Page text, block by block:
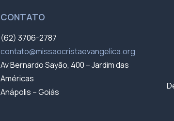
CONTATO
(62) 3706-2787
contato@missaocristaevangelica.org
Av Bernardo Sayão, 400 – Jardim das
Américas
Anápolis – Goiás